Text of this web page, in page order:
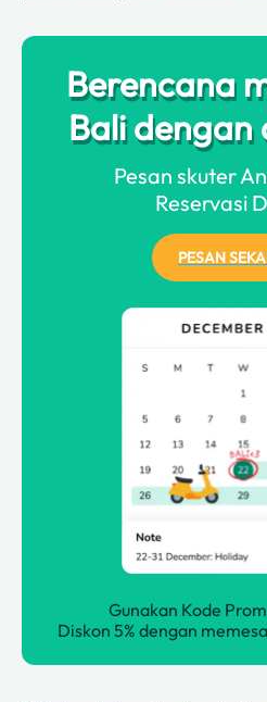
Berencana
Bali dengan
Pesan skuter
Reservasi
PESAN
Gunakan Kode
Diskon 5% dengan